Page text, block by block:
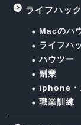
ライフハッ
Macのハ
ライフハ
ハウツー
副業
iphone・
職業訓練